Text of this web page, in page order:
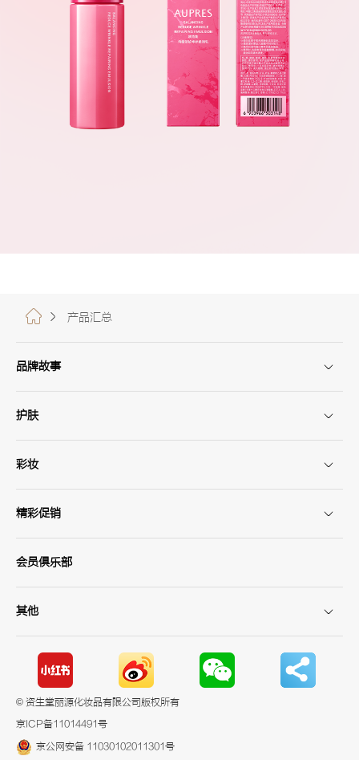
产品汇总
品牌故事
护肤
彩妆
精彩促销
会员俱乐部
其他
© 资生堂丽源化妆品有限公司版权所有
京ICP备11014491号
京公网安备 11030102011301号